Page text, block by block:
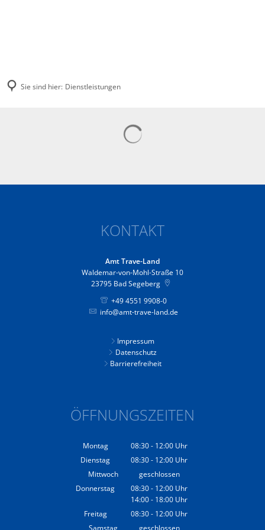
Sie sind hier: Dienstleistungen
KONTAKT
Amt Trave-Land
Waldemar-von-Mohl-Straße 10
23795 Bad Segeberg
+49 4551 9908-0
info@amt-trave-land.de
Impressum
Datenschutz
Barrierefreiheit
ÖFFNUNGSZEITEN
Montag 08:30- 12:00 Uhr
Von 08:30 bis 12:00 Uhr
Dienstag 08:30- 12:00 Uhr
Von 08:30 bis 12:00 Uhr
Mittwoch
geschlossen
Donnerstag
08:30- 12:00 Uhr
Von 08:30 bis 12:00 Uhr
14:00- 18:00 Uhr
Von 14:00 bis 18:00 Uhr
Freitag 08:30- 12:00 Uhr
Von 08:30 bis 12:00 Uhr
Samstag geschlossen